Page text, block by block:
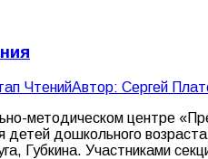
ЧтенийАвтор: Сергей
методическом центре
дошкольного
Губкина. Участниками